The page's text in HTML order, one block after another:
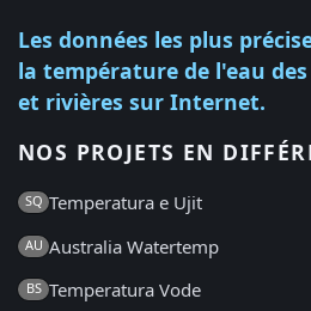
Les données les plus
la température de l'eau
et rivières sur Internet.
NOS PROJETS EN
SQ Temperatura e Ujit
AU Australia Watertemp
BS Temperatura Vode